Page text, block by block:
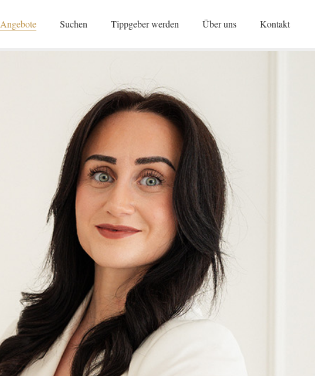
Angebote Suchen Tippgeber werden Über uns Kontakt